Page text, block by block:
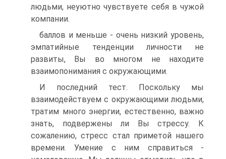
людьми, неуютно чувствуете себя в чужой
компании.
баллов и меньше - очень низкий уровень,
эмпатийные тенденции личности не
развиты, Вы во многом не находите
взаимопонимания с окружающими.
И последний тест. Поскольку мы
взаимодействуем с окружающими людьми,
тратим много энергии, естественно, важно
знать, подвержены ли Вы стрессу. К
сожалению, стресс стал приметой нашего
времени. Умение с ним справиться -